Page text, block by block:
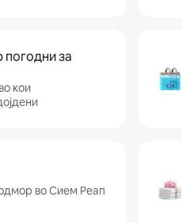
за
кои
во Сием Реап